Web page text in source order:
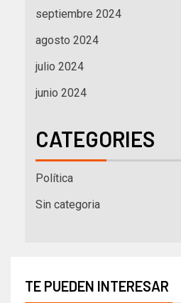
septiembre 2024
agosto 2024
julio 2024
junio 2024
CATEGORIES
Política
Sin categoria
TE PUEDEN INTERESAR